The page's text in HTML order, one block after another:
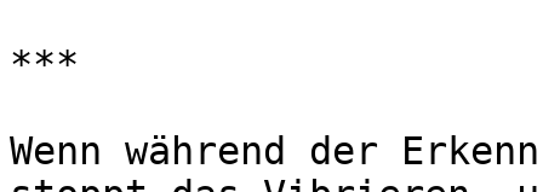
***
Wenn während der